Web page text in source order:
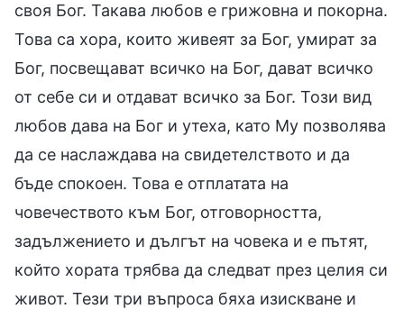
своя Бог. Такава любов е грижовна и покорна.
Това са хора, които живеят за Бог, умират за
Бог, посвещават всичко на Бог, дават всичко
от себе си и отдават всичко за Бог. Този вид
любов дава на Бог и утеха, като Му позволява
да се наслаждава на свидетелството и да
бъде спокоен. Това е отплатата на
човечеството към Бог, отговорността,
задължението и дългът на човека и е пътят,
който хората трябва да следват през целия си
живот. Тези три въпроса бяха изискване и